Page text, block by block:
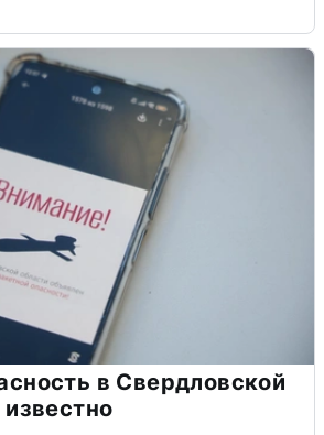
в Свердловской